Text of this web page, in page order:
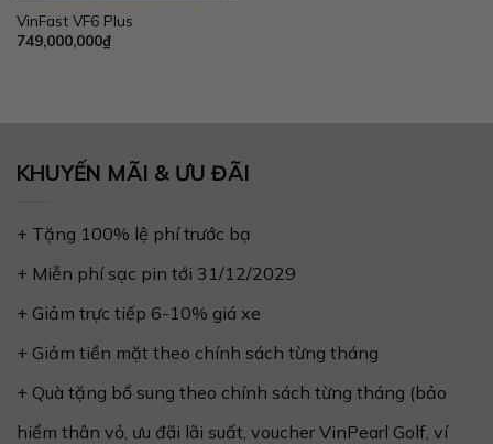
VinFast VF6 Plus
749,000,000₫
KHUYẾN MÃI & ƯU ĐÃI
+ Tặng 100% lệ phí trước bạ
+ Miễn phí sạc pin tới 31/12/2029
+ Giảm trực tiếp 6-10% giá xe
+ Giảm tiền mặt theo chính sách từng tháng
+ Quà tặng bổ sung theo chính sách từng tháng (bảo
hiểm thân vỏ, ưu đãi lãi suất, voucher VinPearl Golf, ví